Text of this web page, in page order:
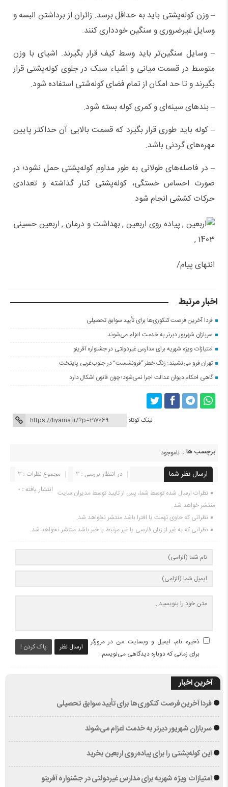
– وزن کوله‌پشتی باید به حداقل برسد. زائران از برداشتن البسه و
وسایل غیرضروری و سنگین خودداری کنند.
– وسایل سنگین‌تر باید وسط کیف قرار بگیرند. اشیای با وزن
متوسط در قسمت میانی و اشیاء سبک در جلوی کوله‌پشتی قرار
بگیرند و تا حد امکان از تمام فضای کوله‌شتی استفاده شود.
– بندهای سینه‌ای و کمری کوله بسته شود.
– کوله باید طوری قرار بگیرد که قسمت بالایی آن حداکثر پایین
مهره‌های گردنی باشد.
– در فاصله‌‌های طولانی به طور مداوم کوله‌پشتی حمل نشود؛ در
صورت احساس خستگی، کوله‌پشتی کنار گذاشته و تعدادی
حرکات کششی انجام شود.
انتهای پیام/
اخبار مرتبط
فردا آخرین فرصت کنکوری‌ها برای تأیید سوابق تحصیلی
سربازان شهریور دیرتر به خدمت اعزام می‌شوند
امتیازات ویژه شهریه‌ برای مدارس غیردولتی در جشنواره آفرینو
تهران فرو می‌نشیند؛ زنگ خطر “فرونشست” در جنوب‌غربی پایتخت
گاهی احکام دیوان عدالت اجرا نمی‌شود؛ چون قانون اشکال دارد
لینک کوتاه
برچسب ها : ناموجود
ارسال نظر شما مجموع نظرات : 3
در انتظار بررسی : 3
انتشار یافته : 0 نظرات ارسال شده توسط شما، پس از تایید توسط مدیران سایت
منتشر خواهد شد.
نظراتی که حاوی تهمت یا افترا باشد منتشر نخواهد شد.
نظراتی که به غیر از زبان فارسی یا غیر مرتبط با خبر باشد منتشر نخواهد شد.
ارسال نظر پاک کردن !
ذخیره نام، ایمیل و وبسایت من در مرورگر
برای زمانی که دوباره دیدگاهی می‌نویسم.
آخرین اخبار
فردا آخرین فرصت کنکوری‌ها برای تأیید سوابق تحصیلی
سربازان شهریور دیرتر به خدمت اعزام می‌شوند
این کوله‌پشتی را برای پیاده‌روی اربعین بخرید
امتیازات ویژه شهریه‌ برای مدارس غیردولتی در جشنواره آفرینو